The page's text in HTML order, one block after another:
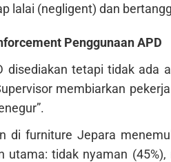
lalai (negligent) dan
Penggunaan APD
disediakan tetapi tidak ada
membiarkan
di furniture Jepara
utama: tidak nyaman